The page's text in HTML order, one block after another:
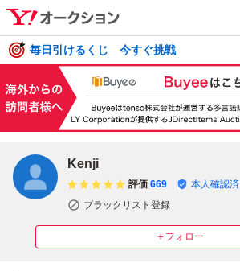
毎日引けるくじ 今すぐ挑戦
Kenji
＋フォロー
評価 669 本人確認済
ブラックリスト登録